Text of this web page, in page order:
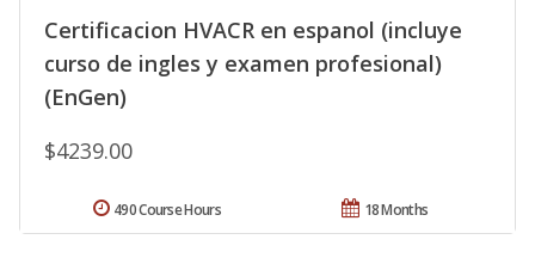
Certificacion HVACR en espanol (incluye
curso de ingles y examen profesional)
(EnGen)
$4239.00
18 Months
490 Course Hours